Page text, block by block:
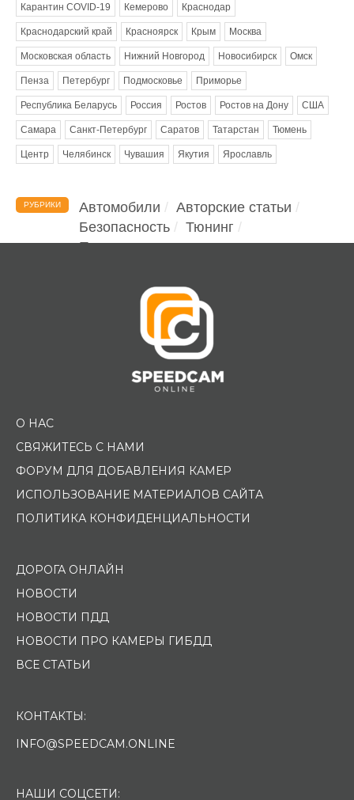
Карантин COVID-19 Кемерово Краснодар
Краснодарский край Красноярск Крым Москва
Московская область Нижний Новгород Новосибирск Омск
Пенза Петербург Подмосковье Приморье
Республика Беларусь Россия Ростов Ростов на Дону США
Самара Санкт-Петербург Саратов Татарстан Тюмень
Центр Челябинск Чувашия Якутия Ярославль
РУБРИКИ Автомобили
Авторские статьи
Безопасность
Тюнинг
Помощь водителю
О НАС
СВЯЖИТЕСЬ С НАМИ
ФОРУМ ДЛЯ ДОБАВЛЕНИЯ КАМЕР
ИСПОЛЬЗОВАНИЕ МАТЕРИАЛОВ САЙТА
ПОЛИТИКА КОНФИДЕНЦИАЛЬНОСТИ
ДОРОГА ОНЛАЙН
НОВОСТИ
НОВОСТИ ПДД
НОВОСТИ ПРО КАМЕРЫ ГИБДД
ВСЕ СТАТЬИ
КОНТАКТЫ:
INFO@SPEEDCAM.ONLINE
НАШИ СОЦСЕТИ: